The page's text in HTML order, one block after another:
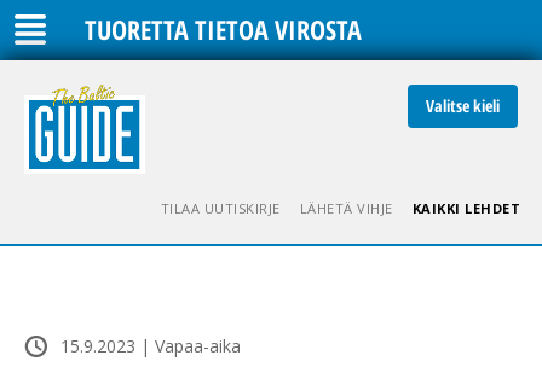
TUORETTA TIETOA VIROSTA
Valitse kieli
TILAA UUTISKIRJE LÄHETÄ VIHJE KAIKKI LEHDET
15.9.2023 | Vapaa-aika